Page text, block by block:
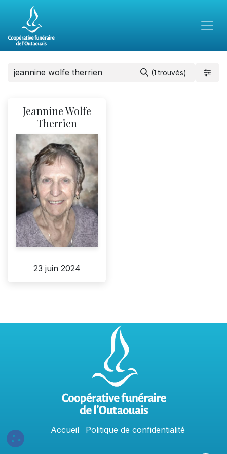
(1 trouvés)
Jeannine Wolfe
Therrien
23 juin 2024
Accue​il Politique​​ de confidentialit​é